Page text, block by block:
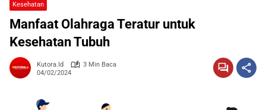
Kesehatan
Manfaat Olahraga Teratur untuk
Kesehatan Tubuh
Kutora.id
3 Min Baca
04/02/2024